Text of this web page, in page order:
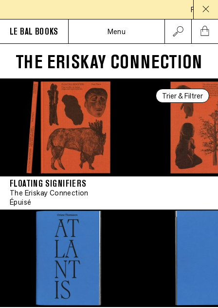
PAUSE
LE BAL BOOKS Menu
THE ERISKAY CONNECTION
Trier & Filtrer
FLOATING SIGNIFIERS
The Eriskay Connection
Épuisé